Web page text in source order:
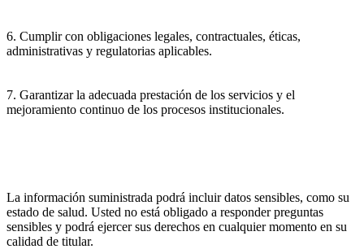
6. Cumplir con obligaciones legales, contractuales, éticas,
administrativas y regulatorias aplicables.
7. Garantizar la adecuada prestación de los servicios y el
mejoramiento continuo de los procesos institucionales.
La información suministrada podrá incluir datos sensibles, como su
estado de salud. Usted no está obligado a responder preguntas
sensibles y podrá ejercer sus derechos en cualquier momento en su
calidad de titular.